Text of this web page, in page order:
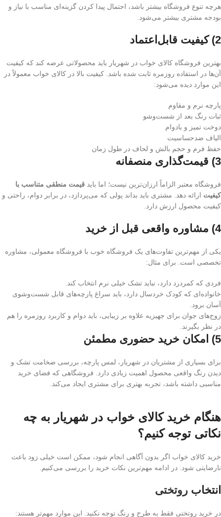
هرچه تنوع فروشگاه بیشتر باشد، احتمال پیدا کردن گزینه‌ای مناسب با نیاز و
بودجه مشتری بیشتر می‌شود.
2) کیفیت قابل‌اعتماد
بهترین فروشگاه کالای خواب در شهریار باید محصولاتی عرضه کند که کیفیت
آن‌ها در استفاده روزمره ثابت شده باشد. کیفیت بالا در کالای خواب معمولاً در
این موارد دیده می‌شود:
پارچه نرم و مقاوم
ثبات رنگ بعد از شست‌وشو
دوخت تمیز و بادوام
الیاف ضدحساسیت
حفظ فرم و حجم بالش و لحاف در طول زمان
3) قیمت‌گذاری منصفانه
فروشگاه معتبر الزاماً ارزان‌ترین نیست؛ اما باید قیمت منطقی متناسب با
کیفیت ارائه دهد. مشتری باید بداند پولی که می‌پردازد، در برابر دوام، راحتی و
کیفیت محصول ارزش دارد.
4) مشاوره واقعی قبل از خرید
یکی از مهم‌ترین تفاوت‌های یک فروشگاه خوب با فروشگاه معمولی، مشاوره
تخصصی است. برای مثال:
فردی که کمردرد دارد، نباید تشک خیلی نرم انتخاب کند.
خانواده‌ای که کودک خردسال دارد، باید سراغ پارچه‌های قابل شست‌وشوی
آسان برود.
زوج‌های جوان برای جهیزیه علاوه بر زیبایی، باید دوام و کاربرد روزمره را هم
در نظر بگیرند.
5) امکان خرید حضوری مطمئن
برای بسیاری از مشتریان در شهریار، لمس پارچه، بررسی ضخامت تشک و
دیدن رنگ واقعی محصول اهمیت زیادی دارد. فروشگاهی که فضای خرید
مناسبی داشته باشد، تجربه بهتری برای مشتری ایجاد می‌کند.
هنگام خرید کالای خواب در شهریار به چه
نکاتی توجه کنیم؟
خرید کالای خواب اگر بدون آگاهی انجام شود، ممکن است خیلی زود باعث
نارضایتی شود. در ادامه مهم‌ترین نکات خرید را بررسی می‌کنیم.
انتخاب روتختی
در خرید روتختی فقط به طرح و رنگ توجه نکنید. این موارد مهم‌تر هستند: